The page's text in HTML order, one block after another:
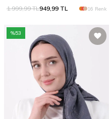
1.999,99TL949,99 TL 16 Renk
%53